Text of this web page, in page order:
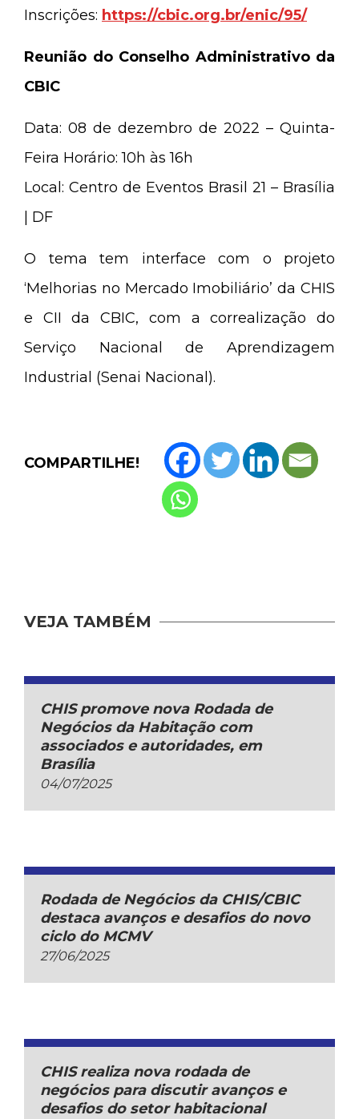
Inscrições: https://cbic.org.br/enic/95/
Reunião do Conselho Administrativo da
CBIC
Data: 08 de dezembro de 2022 – Quinta-
Feira Horário: 10h às 16h
Local: Centro de Eventos Brasil 21 – Brasília
| DF
O tema tem interface com o projeto
‘Melhorias no Mercado Imobiliário’ da CHIS
e CII da CBIC, com a correalização do
Serviço Nacional de Aprendizagem
Industrial (Senai Nacional).
COMPARTILHE!
VEJA TAMBÉM
CHIS promove nova Rodada de
Negócios da Habitação com
associados e autoridades, em
Brasília
04/07/2025
Rodada de Negócios da CHIS/CBIC
destaca avanços e desafios do novo
ciclo do MCMV
27/06/2025
CHIS realiza nova rodada de
negócios para discutir avanços e
desafios do setor habitacional